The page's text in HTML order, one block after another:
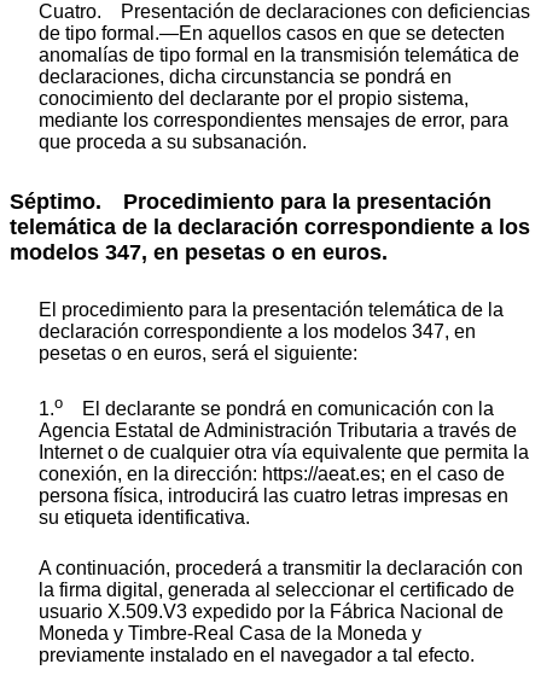
Cuatro. Presentación de declaraciones con deficiencias
de tipo formal.—En aquellos casos en que se detecten
anomalías de tipo formal en la transmisión telemática de
declaraciones, dicha circunstancia se pondrá en
conocimiento del declarante por el propio sistema,
mediante los correspondientes mensajes de error, para
que proceda a su subsanación.
Séptimo. Procedimiento para la presentación
telemática de la declaración correspondiente a los
modelos 347, en pesetas o en euros.
El procedimiento para la presentación telemática de la
declaración correspondiente a los modelos 347, en
pesetas o en euros, será el siguiente:
1.o El declarante se pondrá en comunicación con la
Agencia Estatal de Administración Tributaria a través de
Internet o de cualquier otra vía equivalente que permita la
conexión, en la dirección: https://aeat.es; en el caso de
persona física, introducirá las cuatro letras impresas en
su etiqueta identificativa.
A continuación, procederá a transmitir la declaración con
la firma digital, generada al seleccionar el certificado de
usuario X.509.V3 expedido por la Fábrica Nacional de
Moneda y Timbre-Real Casa de la Moneda y
previamente instalado en el navegador a tal efecto.